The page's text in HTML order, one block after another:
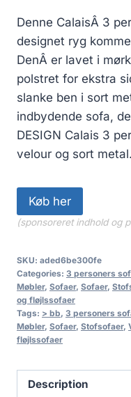
Denne CalaisÂ 3
designet ryg
DenÂ er lavet i
polstret for ekstra
slanke ben i sort
indbydende sofa,
DESIGN Calais 3
velour og sort metal.
Køb her
(sponsoreret indhold og
SKU: aded6be300fe
Categories: 3 personers
Møbler, Sofaer, Sofaer,
og fløjlssofaer
Tags: > bb, 3 personers
Møbler, Sofaer, Stofsofaer,
fløjlssofaer
Description